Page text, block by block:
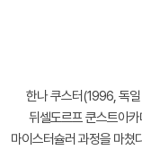
한나 쿠스터(1996, 독
뒤셀도르프 쿤스트아
마이스터슐러 과정을 마